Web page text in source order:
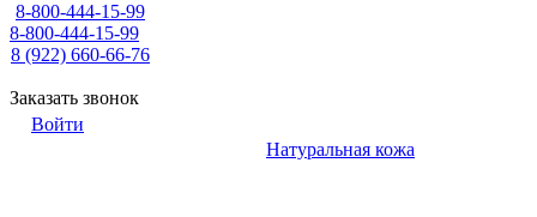
8-800-444-15-99
8-800-444-15-99
8 (922) 660-66-76
Заказать звонок
Войти
Натуральная кожа